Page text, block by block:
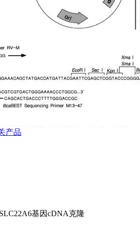
产品
基因cDNA克隆